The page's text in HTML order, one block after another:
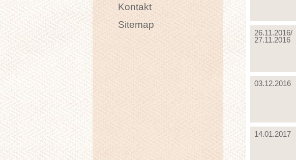
Kontakt
Sitemap
26.11.2016/
27.11.2016
03.12.2016
14.01.2017